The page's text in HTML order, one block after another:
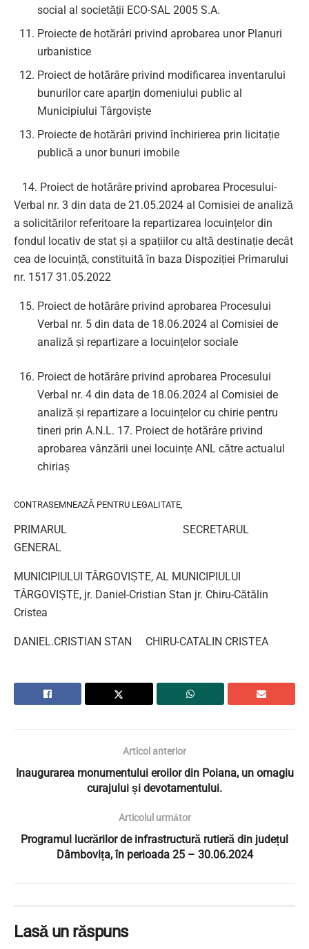
social al societății ECO-SAL 2005 S.A.
Proiecte de hotărâri privind aprobarea unor Planuri
urbanistice
Proiect de hotărâre privind modificarea inventarului
bunurilor care aparțin domeniului public al
Municipiului Târgoviște
Proiecte de hotărâri privind închirierea prin licitație
publică a unor bunuri imobile
14. Proiect de hotărâre privind aprobarea Procesului-
Verbal nr. 3 din data de 21.05.2024 al Comisiei de analiză
a solicitărilor referitoare la repartizarea locuințelor din
fondul locativ de stat și a spațiilor cu altă destinație decât
cea de locuință, constituită în baza Dispoziției Primarului
nr. 1517 31.05.2022
Proiect de hotărâre privind aprobarea Procesului
Verbal nr. 5 din data de 18.06.2024 al Comisiei de
analiză și repartizare a locuințelor sociale
Proiect de hotărâre privind aprobarea Procesului
Verbal nr. 4 din data de 18.06.2024 al Comisiei de
analiză și repartizare a locuințelor cu chirie pentru
tineri prin A.N.L. 17. Proiect de hotărâre privind
aprobarea vânzării unei locuințe ANL către actualul
chiriaș
CONTRASEMNEAZĂ PENTRU LEGALITATE,
PRIMARUL SECRETARUL
GENERAL
MUNICIPIULUI TÂRGOVIȘTE, AL MUNICIPIULUI
TÂRGOVIȘTE, jr. Daniel-Cristian Stan jr. Chiru-Cătălin
Cristea
DANIEL.CRISTIAN STAN CHIRU-CATALIN CRISTEA
Articol anterior
Inaugurarea monumentului eroilor din Poiana, un omagiu
curajului și devotamentului.
Articolul următor
Programul lucrărilor de infrastructură rutieră din județul
Dâmbovița, în perioada 25 – 30.06.2024
Lasă un răspuns